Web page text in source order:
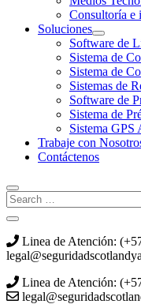
Consultoría e
Soluciones
Software de
Sistema de
Sistema de
Sistemas de
Software de
Sistema de
Sistema GPS
Trabaje con
Contáctenos
Linea de Atención:
Linea de Atención: